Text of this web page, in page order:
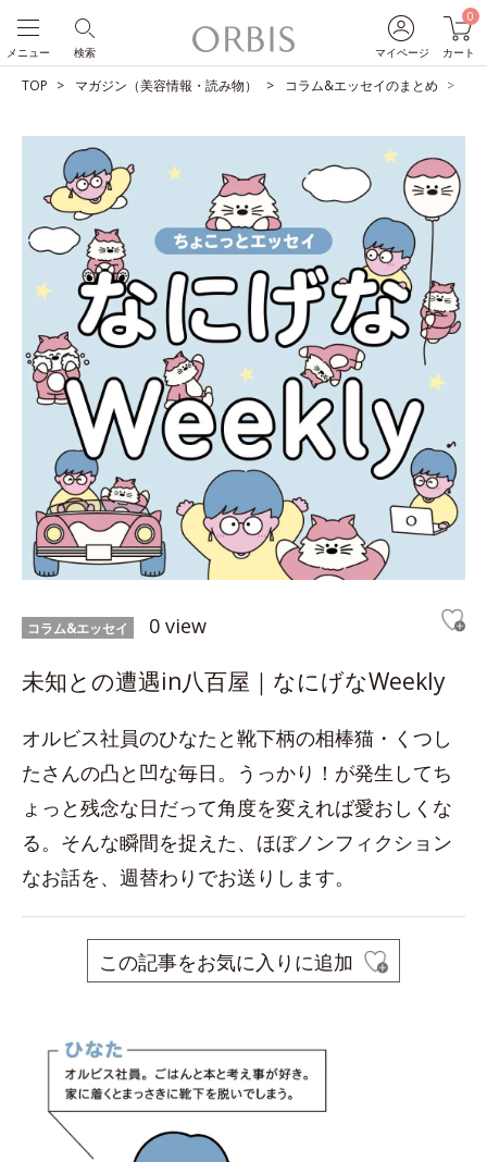
マイページ
0
カート
検索
メニュー
TOP マガジン（美容情報・読み物） コラム&エッセイのまとめ
コラム&エッセイ 0 view
未知との遭遇in八百屋｜なにげなWeekly
オルビス社員のひなたと靴下柄の相棒猫・くつし
たさんの凸と凹な毎日。うっかり！が発生してち
ょっと残念な日だって角度を変えれば愛おしくな
る。そんな瞬間を捉えた、ほぼノンフィクション
なお話を、週替わりでお送りします。
この記事をお気に入りに追加